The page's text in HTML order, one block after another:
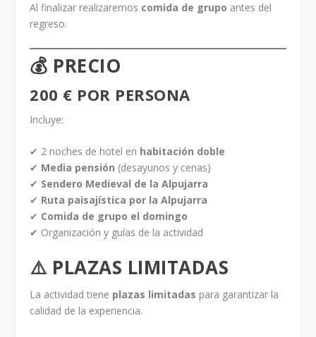
Al finalizar realizaremos comida de grupo antes del
regreso.
💰 PRECIO
200 € POR PERSONA
Incluye:
✔ 2 noches de hotel en habitación doble
✔ Media pensión (desayunos y cenas)
✔ Sendero Medieval de la Alpujarra
✔ Ruta paisajística por la Alpujarra
✔ Comida de grupo el domingo
✔ Organización y guías de la actividad
⚠️ PLAZAS LIMITADAS
La actividad tiene plazas limitadas para garantizar la
calidad de la experiencia.